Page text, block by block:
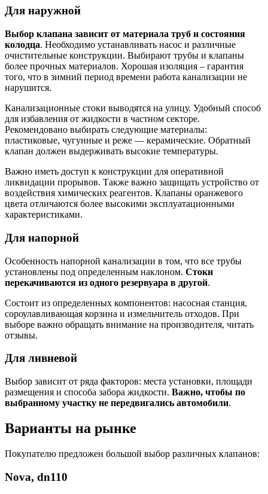
Для наружной
Выбор клапана зависит от материала труб и состояния
колодца. Необходимо устанавливать насос и различные
очистительные конструкции. Выбирают трубы и клапаны
более прочных материалов. Хорошая изоляция – гарантия
того, что в зимний период времени работа канализации не
нарушится.
Канализационные стоки выводятся на улицу. Удобный способ
для избавления от жидкости в частном секторе.
Рекомендовано выбирать следующие материалы:
пластиковые, чугунные и реже — керамические. Обратный
клапан должен выдерживать высокие температуры.
Важно иметь доступ к конструкции для оперативной
ликвидации прорывов. Также важно защищать устройство от
воздействия химических реагентов. Клапаны оранжевого
цвета отличаются более высокими эксплуатационными
характеристиками.
Для напорной
Особенность напорной канализации в том, что все трубы
установлены под определенным наклоном. Стоки
перекачиваются из одного резервуара в другой.
Состоит из определенных компонентов: насосная станция,
сороулавливающая корзина и измельчитель отходов. При
выборе важно обращать внимание на производителя, читать
отзывы.
Для ливневой
Выбор зависит от ряда факторов: места установки, площади
размещения и способа забора жидкости. Важно, чтобы по
выбранному участку не передвигались автомобили.
Варианты на рынке
Покупателю предложен большой выбор различных клапанов:
Nova, dn110